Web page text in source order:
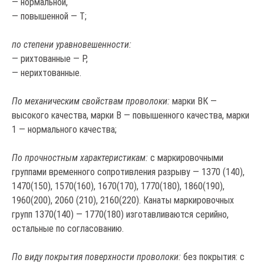
— повышенной — Т;
по степени уравновешенности:
— рихтованные — Р,
— нерихтованные.
По механическим свойствам проволоки: марки ВК —
высокого качества, марки В — повышенного качества, марки
1 — нормального качества;
По прочностным характеристикам: с маркировочными
группами временного сопротивления разрыву — 1370 (140),
1470(150), 1570(160), 1670(170), 1770(180), 1860(190),
1960(200), 2060 (210), 2160(220). Канаты маркировочных
групп 1370(140) — 1770(180) изготавливаются серийно,
остальные по согласованию.
По виду покрытия поверхности проволоки: без покрытия: с